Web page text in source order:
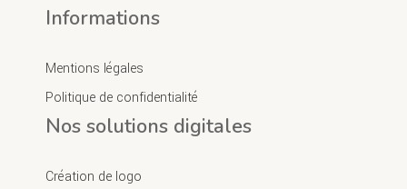
Informations
Mentions légales
Politique de confidentialité
Nos solutions digitales
Création de logo